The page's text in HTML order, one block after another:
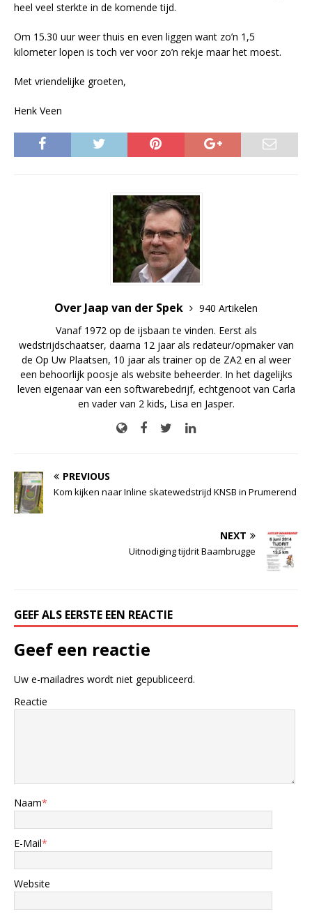
heel veel sterkte in de komende tijd.
Om 15.30 uur weer thuis en even liggen want zo’n 1,5
kilometer lopen is toch ver voor zo’n rekje maar het moest.
Met vriendelijke groeten,
Henk Veen
Over Jaap van der Spek
940 Artikelen
Vanaf 1972 op de ijsbaan te vinden. Eerst als
wedstrijdschaatser, daarna 12 jaar als redateur/opmaker van
de Op Uw Plaatsen, 10 jaar als trainer op de ZA2 en al weer
een behoorlijk poosje als website beheerder. In het dagelijks
leven eigenaar van een softwarebedrijf, echtgenoot van Carla
en vader van 2 kids, Lisa en Jasper.
PREVIOUS
Kom kijken naar Inline skatewedstrijd KNSB in Prumerend
NEXT
Uitnodiging tijdrit Baambrugge
GEEF ALS EERSTE EEN REACTIE
Geef een reactie
Uw e-mailadres wordt niet gepubliceerd.
Reactie
Naam*
E-Mail*
Website